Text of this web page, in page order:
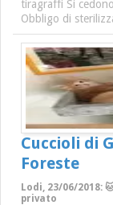
tiragraffi Si
Obbligo di
Cuccioli di
Foreste
Lodi, 23/06/2018:
privato